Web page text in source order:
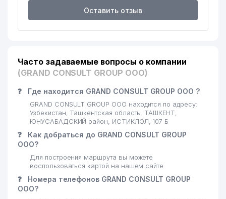
18
19 EFFEKT MOLIYA O'QUV НОУ 845 м
21
АКАН УЗБЕКСКО-ТУРЕЦКОЕ СП
ООО
937 м
22
ALSKOM АО СТРАХОВАЯ
994 м
Оставить отзыв
Часто задаваемые вопросы о компании
(GRAND CONSULT GROUP ООО)
❓ Где находится GRAND CONSULT GROUP ООО ?
GRAND CONSULT GROUP ООО находится по адресу:
Узбекистан, Ташкентская область, ТАШКЕНТ,
ЮНУСАБАДСКИЙ район, ИСТИКЛОЛ, 107 Б
❓
Как добраться до GRAND CONSULT GROUP
ООО?
Для построения маршрута вы можете
воспользоваться картой на нашем сайте
❓
Номера телефонов GRAND CONSULT GROUP
ООО?